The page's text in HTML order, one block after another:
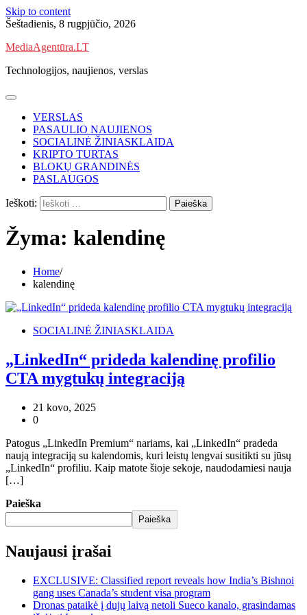
Skip to content
Šeštadienis, 8 rugpjūčio, 2026
MediaAgentūra.LT
Technologijos, naujienos, verslas
VERSLAS
PASAULIO NAUJIENOS
SOCIALINĖ ŽINIASKLAIDA
KRIPTO TURTAS
BLOKŲ GRANDINĖS
PASLAUGOS
Ieškoti:
Žyma: kalendinę
Home
kalendinę
SOCIALINĖ ŽINIASKLAIDA
„LinkedIn“ prideda kalendinę profilio
CTA mygtukų integraciją
21 kovo, 2025
0
Patogus „LinkedIn Premium“ nariams, kai „LinkedIn“ pradeda
naują integraciją su kalendomis, kuri leistų lengvai susitikti su jūsų
„LinkedIn“ profiliu. Kaip matote šioje sekoje, naudodamiesi nauja
[…]
Paieška
Paieška
Naujausi įrašai
EXCLUSIVE: Classified report reveals how India’s Bishnoi
gang uses Canada’s student visa program
Dronas pataikė į dujų laivą netoli Sueco kanalo, grasindamas